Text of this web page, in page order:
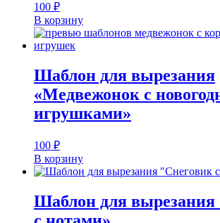
100 ₽
В корзину
Шаблон для вырезания
«Медвежонок с
игрушками»
100 ₽
В корзину
Шаблон для вырезания